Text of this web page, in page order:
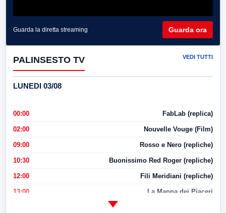
Guarda la diretta streaming Guarda ora
PALINSESTO TV VEDI TUTTI
LUNEDI 03/08
00:00 FabLab (replica)
02:00 Nouvelle Vouge (Film)
09:00 Rosso e Nero (repliche)
10:30 Buonissimo Red Roger (repliche)
12:00 Fili Meridiani (repliche)
13:00 La Mappa dei Piaceri